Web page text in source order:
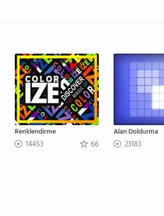
Renklendirme
14453 66
Alan Doldurma
23183